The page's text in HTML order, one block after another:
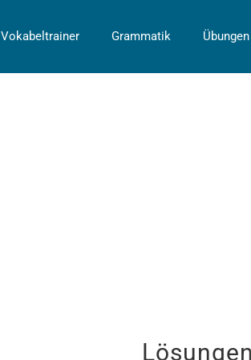
Vokabeltrainer Grammatik Übungen